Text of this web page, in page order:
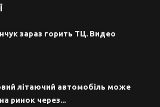
зараз горить ТЦ. Видео
літаючий автомобіль може
ринок через...